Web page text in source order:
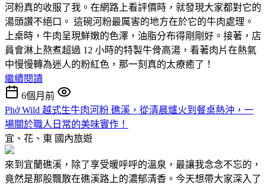
河粉真的收服了我。在網路上看評價時，就發現大家都對它的
湯頭讚不絕口。 這碗河粉最厲害的地方在於它的牛肉處理。
上桌時，牛肉呈現鮮嫩的色澤，油脂分布得剛剛好。接著，店
員會淋上熬煮超過 12 小時的特製牛骨高湯，看著肉片在熱氣
中慢慢轉為迷人的粉紅色，那一刻真的太療癒了！
繼續閱讀
6個月前
Phở Wild 越式生牛肉河粉 礁溪，從清晨爐火到餐桌熱沖，一
場關於職人日常的美味實作！
宜、花、東 國內旅遊
來到宜蘭礁溪，除了享受暖呼呼的溫泉，最讓我念念不忘的，
竟然是那股飄散在礁溪路上的濃郁清香。今天想帶大家深入了